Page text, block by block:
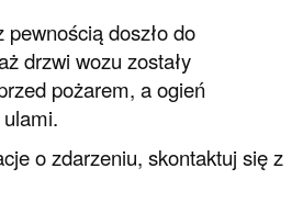
doszło do
drzwi wozu zostały
pożarem, a ogień
o zdarzeniu, skontaktuj się z